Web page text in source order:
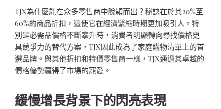
TJX為什麼能在众多零售商中脫穎而出？秘訣在於其20%至
60%的商品折扣，這使它在經濟緊縮時期更加吸引人。特
別是必需品價格不斷攀升時，消費者明顯轉向尋找價格更
具競爭力的替代方案，TJX因此成為了家庭購物清單上的首
選品牌。與其他折扣和特價零售商一樣，TJX通過其卓越的
價格優勢贏得了市場的寵愛。
緩慢增長背景下的閃亮表現